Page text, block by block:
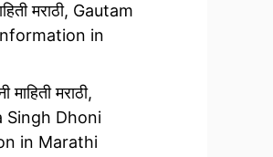
मराठी, Gautam
in
माहिती मराठी,
Singh Dhoni
in Marathi